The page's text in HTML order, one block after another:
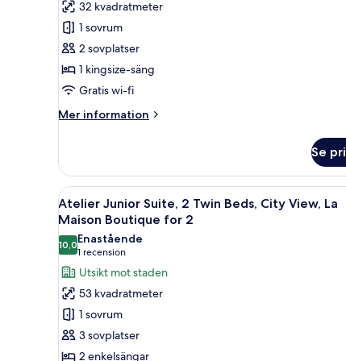
1
King
Bed,
City
View
32 kvadratmeter
1 sovrum
2 sovplatser
1 kingsize-säng
Gratis wi-fi
Mer information
Mer
1
King
Bed,
City
Se
Öppna
alla
foton
för
Atelier
Junior
Suite,
2
Twin
Ett hotellrum med två
15
Atelier Junior Suite, 2 Twin Beds, City View, La
Maison Boutique for 2
10,010,0 av 10
Enastående
1 recension
(1 recension)
Utsikt mot staden
53 kvadratmeter
1 sovrum
3 sovplatser
2 enkelsängar